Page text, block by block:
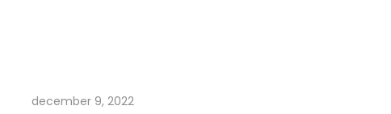
december 9, 2022